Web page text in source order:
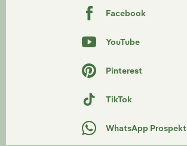
Facebook
YouTube
Pinterest
TikTok
WhatsApp Prospekt